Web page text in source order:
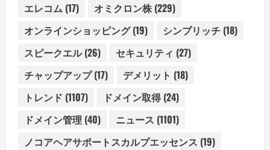
エレコム (17) オミクロン株(229)
オンラインショッピング(19) シンプリッチ (18)
スピークエル(26) セキュリティ (27)
チャップアップ(17) デメリット (18)
トレンド (1107) ドメイン取得(24)
ドメイン管理 (40) ニュース (1101)
ノコアヘアサポートスカルプエッセンス (19)